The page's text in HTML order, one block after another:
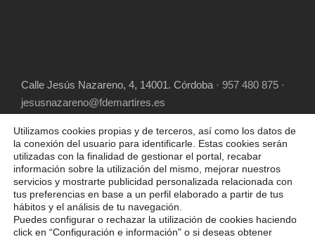
Calle Jesús Nazareno, 4, 14001. Córdoba · 957 480 875 ·
jesusnazareno@fdemartires.es
COPYRIGHT 2025 FUNDACIÓN DIOCESANA
SANTOS MÁRTIRES, ALL RIGHT RESERVED
Utilizamos cookies propias y de terceros, así como los datos de
la conexión del usuario para identificarle. Estas cookies serán
utilizadas con la finalidad de gestionar el portal, recabar
información sobre la utilización del mismo, mejorar nuestros
servicios y mostrarte publicidad personalizada relacionada con
tus preferencias en base a un perfil elaborado a partir de tus
hábitos y el análisis de tu navegación.
Puedes configurar o rechazar la utilización de cookies haciendo
click en “Configuración e información" o si deseas obtener